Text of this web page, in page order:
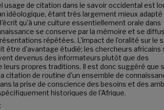
usage de citation dans le savoir occidental est
idéologique, étant très largement mieux adapté
qu'à une culture essentiellement orale dans
se conserve par la mémoire et se
répétées. L'impact de l'oralité sur le
être d'avantage étudié; les chercheurs africains
devenus des informateurs plutôt que des
leurs propres traditions. Il est donc suggéré que
citation de routine d'un ensemble de
la prise de conscience des besoins et des
historiques de l'Afrique.